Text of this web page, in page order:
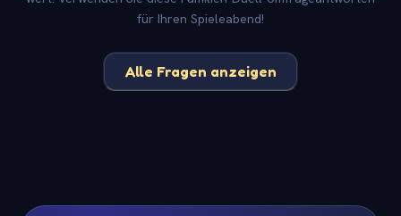
für Ihren Spieleabend!
Alle Fragen anzeigen